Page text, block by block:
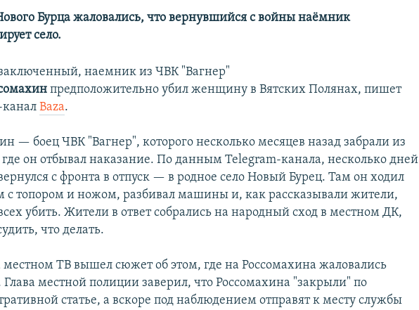
Бурца жаловались, что вернувшийся с войны наёмник
село.
наемник из ЧВК "Вагнер"
предположительно убил женщину в Вятских Полянах, пишет
каналBaza.
— боец ЧВК "Вагнер", которого несколько месяцев назад забрали из
он отбывал наказание. По данным Telegram-канала, несколько дней
с фронта в отпуск — в родное село Новый Бурец. Там он ходил
с топором и ножом, разбивал машины и, как рассказывали жители,
убить. Жители в ответ собрались на народный сход в местном ДК,
что делать.
ТВ вышел сюжет об этом, где на Россомахина жаловались
Глава местной полиции заверил, что Россомахина "закрыли" по
статье, а вскоре под наблюдением отправят к месту службы